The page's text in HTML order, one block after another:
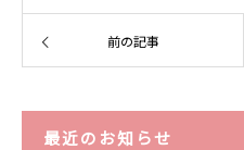
前の記事
最近のお知らせ